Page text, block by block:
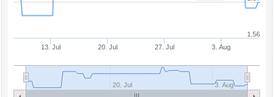
13. Jul 20. Jul 27. Jul 3. Aug
20. Jul 3. Aug
1.56